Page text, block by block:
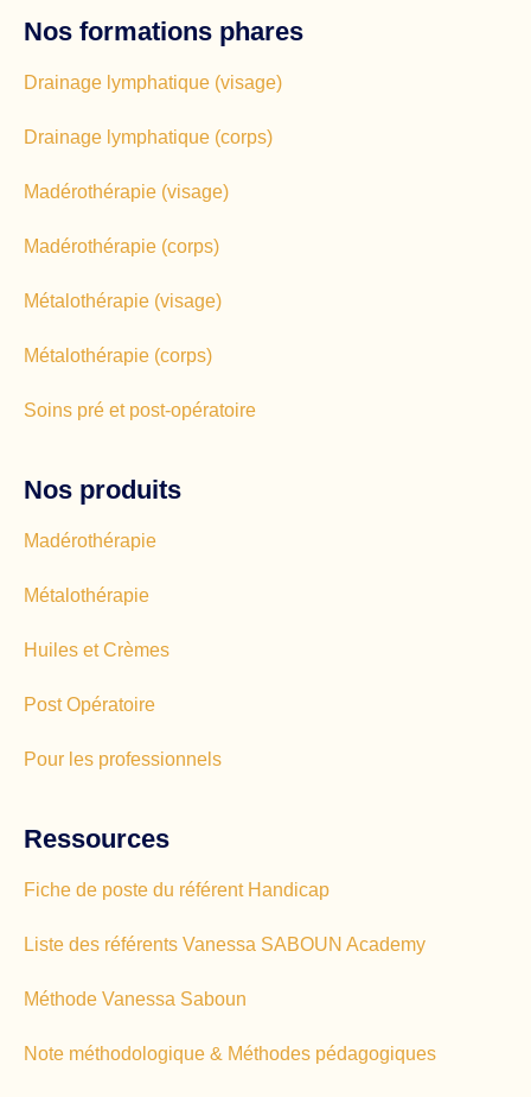
Nos formations phares
Drainage lymphatique (visage)
Drainage lymphatique (corps)
Madérothérapie (visage)
Madérothérapie (corps)
Métalothérapie (visage)
Métalothérapie (corps)
Soins pré et post-opératoire
Nos produits
Madérothérapie
Métalothérapie
Huiles et Crèmes
Post Opératoire
Pour les professionnels
Ressources
Fiche de poste du référent Handicap
Liste des référents Vanessa SABOUN Academy
Méthode Vanessa Saboun
Note méthodologique & Méthodes pédagogiques